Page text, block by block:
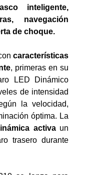
inteligente,
navegación
de choque.
características
, primeras en su
de intensidad
la velocidad,
óptima. La
activa un
trasero durante